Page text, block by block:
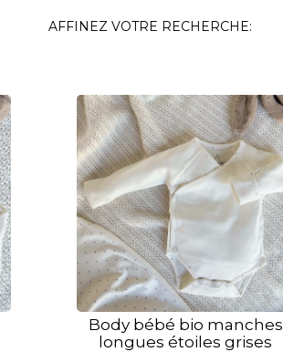
AFFINEZ VOTRE RECHERCHE:
Body bébé bio manches
longues étoiles grises